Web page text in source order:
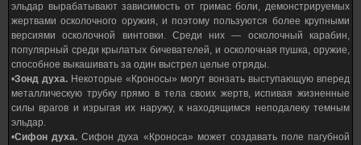
эльдар вырабатывают зависимость от гримас боли, демонстрируемых
жертвами осколочного оружия, и поэтому пользуются более крупными
версиями осколочной винтовки. Среди них — осколочный карабин,
популярный среди крылатых бичевателей, и осколочная пушка, оружие,
способное выкашивать за один выстрел целые отряды.
•Зонд духа. Некоторые «Кроносы» могут вонзать выступающую вперед
металлическую трубку прямо в тела своих жертв, испивая жизненные
силы врагов и изрыгая их наружу, к находящимся неподалеку темным
эльдар.
•Сифон духа. Сифон духа «Кроноса» может создавать поле пагубной